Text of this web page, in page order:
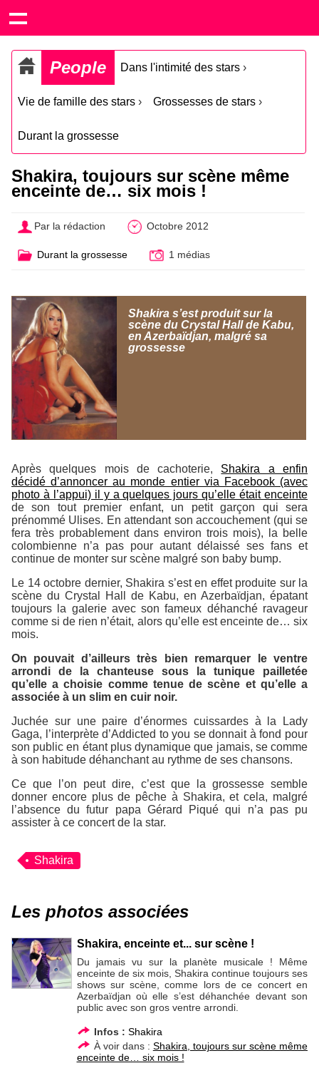
People Dans l'intimité des stars ›
Vie de famille des stars › Grossesses de stars ›
Durant la grossesse
Shakira, toujours sur scène même
enceinte de… six mois !
Par la rédaction Octobre 2012
Durant la grossesse 1 médias
Shakira s’est produit sur la
scène du Crystal Hall de Kabu,
en Azerbaïdjan, malgré sa
grossesse
Après quelques mois de cachoterie, Shakira a enfin
décidé d’annoncer au monde entier via Facebook (avec
photo à l’appui) il y a quelques jours qu’elle était enceinte
de son tout premier enfant, un petit garçon qui sera
prénommé Ulises. En attendant son accouchement (qui se
fera très probablement dans environ trois mois), la belle
colombienne n’a pas pour autant délaissé ses fans et
continue de monter sur scène malgré son baby bump.
Le 14 octobre dernier, Shakira s’est en effet produite sur la
scène du Crystal Hall de Kabu, en Azerbaïdjan, épatant
toujours la galerie avec son fameux déhanché ravageur
comme si de rien n’était, alors qu’elle est enceinte de… six
mois.
On pouvait d’ailleurs très bien remarquer le ventre
arrondi de la chanteuse sous la tunique pailletée
qu’elle a choisie comme tenue de scène et qu’elle a
associée à un slim en cuir noir.
Juchée sur une paire d’énormes cuissardes à la Lady
Gaga, l’interprète d’Addicted to you se donnait à fond pour
son public en étant plus dynamique que jamais, se comme
à son habitude déhanchant au rythme de ses chansons.
Ce que l’on peut dire, c’est que la grossesse semble
donner encore plus de pêche à Shakira, et cela, malgré
l’absence du futur papa Gérard Piqué qui n’a pas pu
assister à ce concert de la star.
Shakira
Les photos associées
Shakira, enceinte et... sur scène !
Du jamais vu sur la planète musicale ! Même
enceinte de six mois, Shakira continue toujours ses
shows sur scène, comme lors de ce concert en
Azerbaïdjan où elle s’est déhanchée devant son
public avec son gros ventre arrondi.
Infos : Shakira
À voir dans : Shakira, toujours sur scène même
enceinte de… six mois !